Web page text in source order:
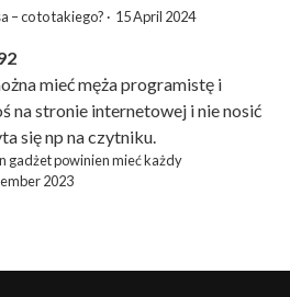
– co to takiego? · 15 April 2024
mieć męża programistę i
na stronie internetowej i nie nosić
się np na czytniku.
gadżet powinien mieć każdy
2023